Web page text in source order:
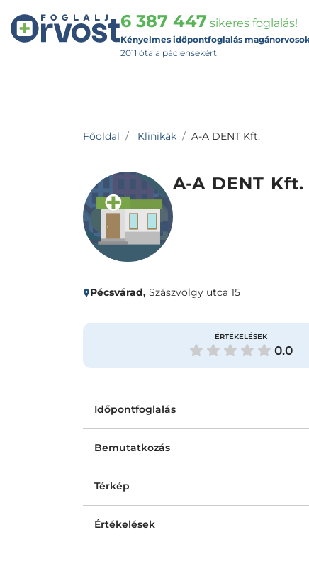
6 387 447 sikeres foglalás!
Kényelmes időpontfoglalás
2011 óta a páciensekért
Főoldal Klinikák A-A DENT Kft.
A-A DENT Kft.
ÉRTÉKELÉSEK
0.0
Pécsvárad, Szászvölgy utca 15
Időpontfoglalás
Bemutatkozás
Térkép
Értékelések